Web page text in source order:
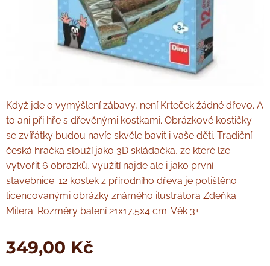
Když jde o vymýšlení zábavy, není Krteček žádné dřevo. A
to ani při hře s dřevěnými kostkami. Obrázkové kostičky
se zvířátky budou navíc skvěle bavit i vaše děti. Tradiční
česká hračka slouží jako 3D skládačka, ze které lze
vytvořit 6 obrázků, využití najde ale i jako první
stavebnice. 12 kostek z přírodního dřeva je potištěno
licencovanými obrázky známého ilustrátora Zdeňka
Milera. Rozměry balení 21x17,5x4 cm. Věk 3+
349,00 Kč